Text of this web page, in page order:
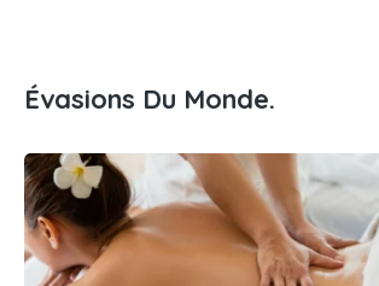
Évasions Du Monde.